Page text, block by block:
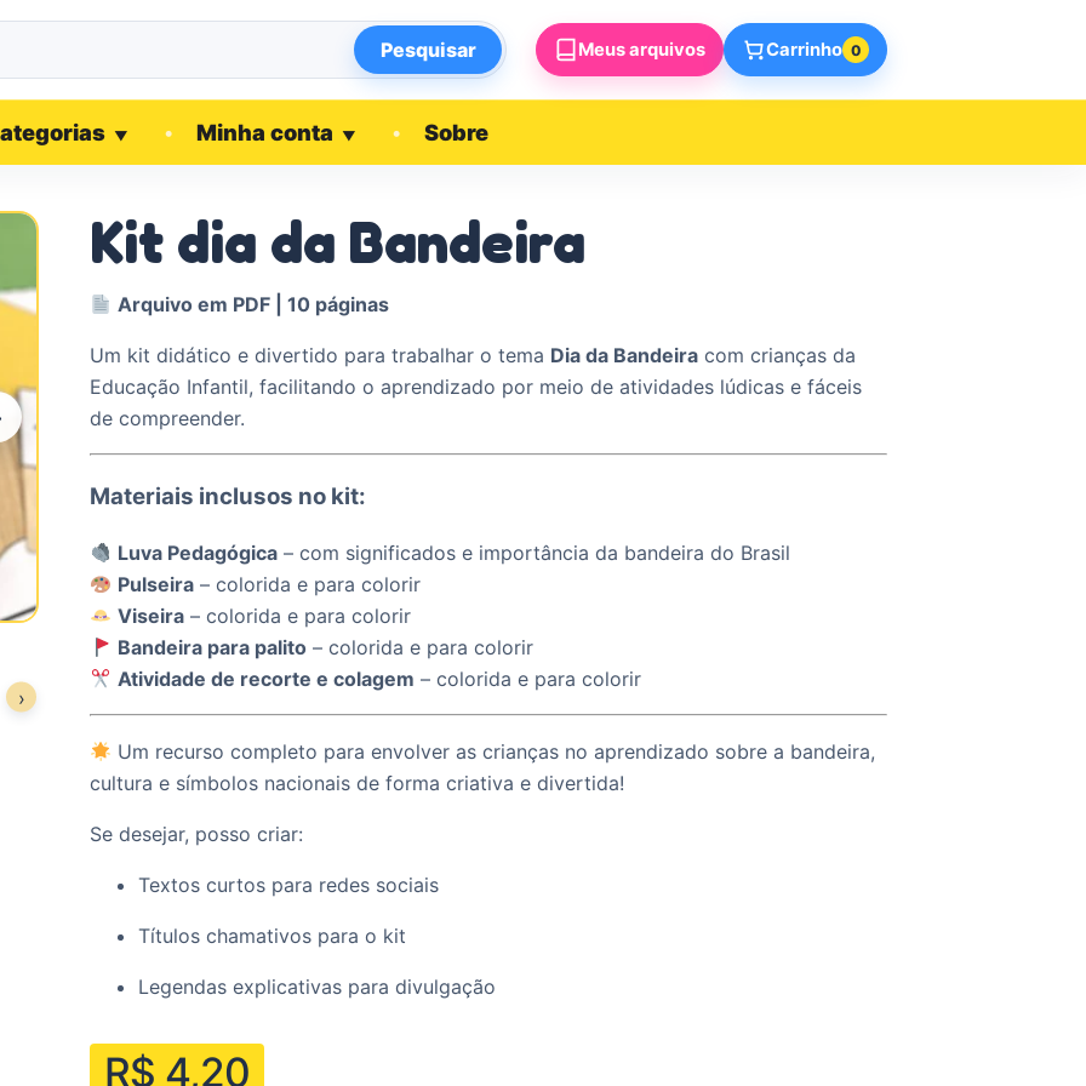
Pesquisar Meus arquivos Carrinho 0
▼ Minha conta ▼ Sobre
›
Kit dia da Bandeira
Arquivo em PDF | 10 páginas
Um kit didático e divertido para trabalhar o tema Dia da Bandeira com crianças da
Educação Infantil, facilitando o aprendizado por meio de atividades lúdicas e fáceis
de compreender.
Materiais inclusos no kit:
Luva Pedagógica – com significados e importância da bandeira do Brasil
Pulseira – colorida e para colorir
Viseira – colorida e para colorir
Bandeira para palito – colorida e para colorir
Atividade de recorte e colagem – colorida e para colorir
Um recurso completo para envolver as crianças no aprendizado sobre a bandeira,
cultura e símbolos nacionais de forma criativa e divertida!
Se desejar, posso criar:
Textos curtos para redes sociais
Títulos chamativos para o kit
Legendas explicativas para divulgação
R$ 4,20